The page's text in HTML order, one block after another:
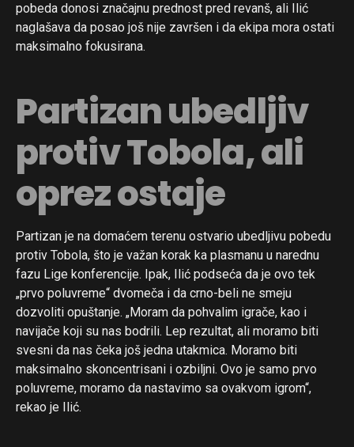
pobeda donosi značajnu prednost pred revanš, ali Ilić
naglašava da posao još nije završen i da ekipa mora ostati
maksimalno fokusirana.
Partizan ubedljiv
protiv Tobola, ali
oprez ostaje
Partizan je na domaćem terenu ostvario ubedljivu pobedu
protiv Tobola, što je važan korak ka plasmanu u narednu
fazu Lige konferencije. Ipak, Ilić podseća da je ovo tek
„prvo poluvreme“ dvomeča i da crno-beli ne smeju
dozvoliti opuštanje. „Moram da pohvalim igrače, kao i
navijače koji su nas bodrili. Lep rezultat, ali moramo biti
svesni da nas čeka još jedna utakmica. Moramo biti
maksimalno skoncentrisani i ozbiljni. Ovo je samo prvo
poluvreme, moramo da nastavimo sa ovakvom igrom“,
rekao je Ilić.